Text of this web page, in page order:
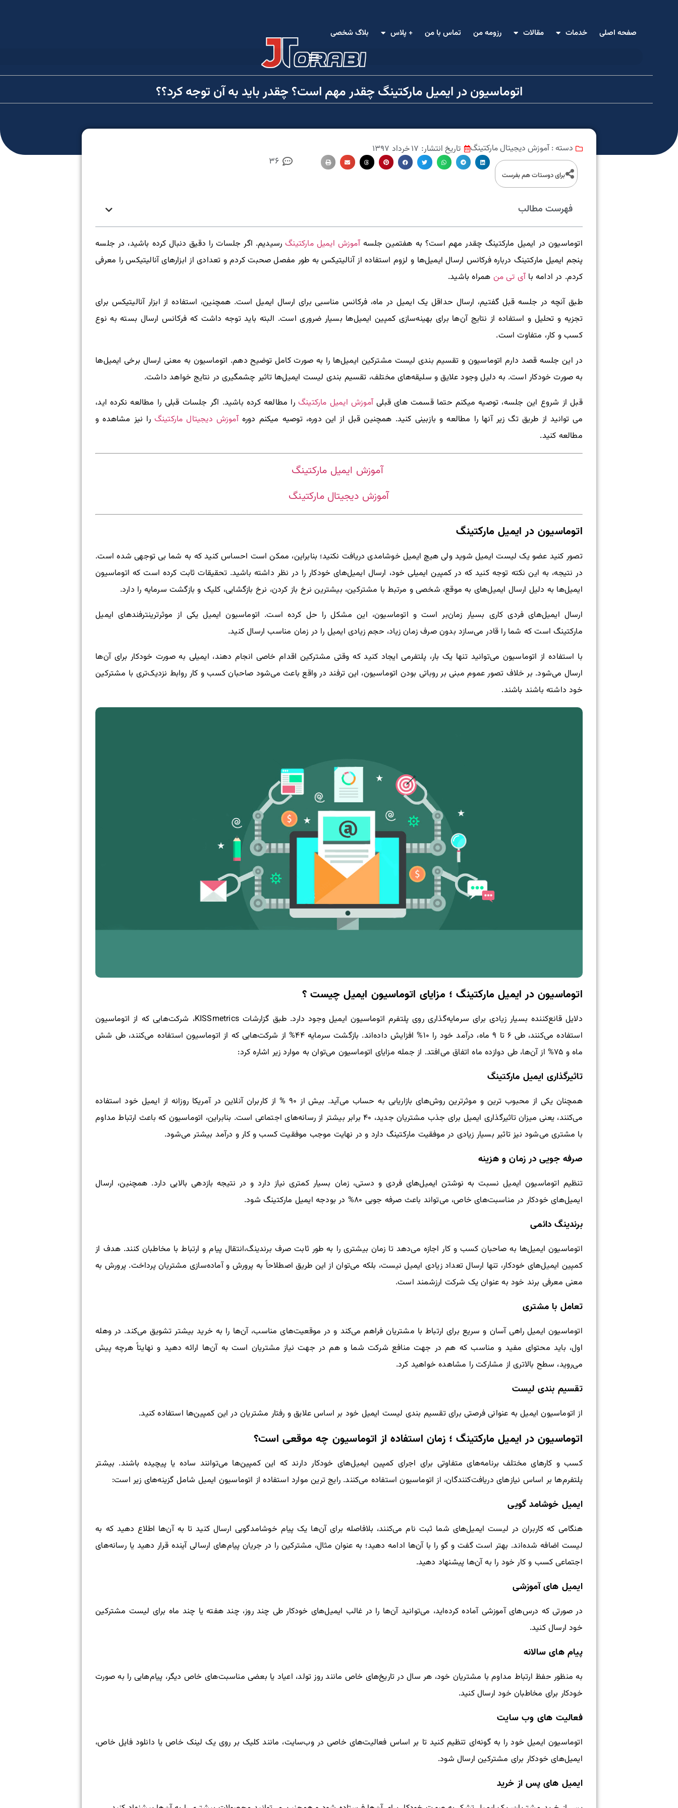
صفحه اصلی خدمات مقالات رزومه من تماس با من + پلاس بلاگ شخصی
اتوماسیون در ایمیل مارکتینگ چقدر مهم است؟ چقدر باید به آن توجه کرد؟؟
دسته : آموزش دیجیتال مارکتینگ تاریخ انتشار: ۱۷ خرداد ۱۳۹۷
برای دوستات هم بفرست
36
فهرست مطالب
اتوماسیون در ایمیل مارکتینگ چقدر مهم است؟ به هفتمین جلسهآموزش ایمیل مارکتینگرسیدیم. اگر جلسات را دقیق دنبال کرده باشید، در جلسه
پنجم ایمیل مارکتینگ درباره فرکانس ارسال ایمیل‌ها و لزوم استفاده از آنالیتیکس به طور مفصل صحبت کردم و تعدادی از ابزارهای آنالیتیکس را معرفی
کردم. در ادامه باآی تی من همراه باشید.
طبق آنچه در جلسه قبل گفتیم، ارسال حداقل یک ایمیل در ماه، فرکانس مناسبی برای ارسال ایمیل است. همچنین، استفاده از ابزار آنالیتیکس برای
تجزیه و تحلیل و استفاده از نتایج آن‌ها برای بهینه‌سازی کمپین ایمیل‌ها بسیار ضروری است. البته باید توجه داشت که فرکانس ارسال بسته به نوع
کسب و کار، متفاوت است.
در این جلسه قصد دارم اتوماسیون و تقسیم‌ بندی لیست مشترکین ایمیل‌ها را به صورت کامل توضیح دهم. اتوماسیون به معنی ارسال برخی ایمیل‌ها
به صورت خودکار است. به دلیل وجود علایق و سلیقه‌های مختلف، تقسیم بندی لیست ایمیل‌ها تاثیر چشمگیری در نتایج خواهد داشت.
قبل از شروع این جلسه، توصیه میکنم حتما قسمت های قبلیآموزش ایمیل مارکتینگ را مطالعه کرده باشید. اگر جلسات قبلی را مطالعه نکرده اید،
می توانید از طریق تگ زیر آنها را مطالعه و بازبینی کنید. همچنین قبل از این دوره، توصیه میکنم دورهآموزش دیجیتال مارکتینگ را نیز مشاهده و
مطالعه کنید.
آموزش ایمیل مارکتینگ
آموزش دیجیتال مارکتینگ
اتوماسیون در ایمیل مارکتینگ
تصور کنید عضو یک لیست ایمیل ‌شوید ولی هیچ ایمیل خوشامدی دریافت‌ نکنید؛ بنابراین، ممکن است احساس کنید که به شما بی توجهی شده است.
در نتیجه، به این نکته توجه کنید که در کمپین ایمیلی خود، ارسال ایمیل‌های خودکار را در نظر داشته باشید. تحقیقات ثابت کرده است که اتوماسیون
ایمیل‌ها به دلیل ارسال ایمیل‌های به موقع، شخصی و مرتبط با مشترکین، بیشترین نرخ باز کردن، نرخ بازگشایی، کلیک و بازگشت سرمایه را دارد.
ارسال ایمیل‌های فردی کاری بسیار زمان‌بر است و اتوماسیون، این مشکل را حل کرده است. اتوماسیون ایمیل یکی از موثرترینترفندهای ایمیل
مارکتینگ است که شما را قادر می‌سازد بدون صرف زمان زیاد، حجم زیادی ایمیل را در زمان مناسب ارسال کنید.
با استفاده از اتوماسیون می‌توانید تنها یک بار، پلتفرمی ایجاد کنید که وقتی مشترکین اقدام خاصی انجام دهند، ایمیلی به صورت خودکار برای آن‌ها
ارسال می‌شود. بر خلاف تصور عموم مبنی بر روباتی بودن اتوماسیون، این ترفند در واقع باعث می‌شود صاحبان کسب و کار روابط نزدیک‌تری با مشترکین
خود داشته باشند باشند.
اتوماسیون در ایمیل مارکتینگ ؛ مزایای اتوماسیون ایمیل چیست ؟
دلایل قانع‌کننده بسیار زیادی برای سرمایه‌گذاری روی پلتفرم اتوماسیون ایمیل وجود دارد. طبق گزارشات KISSmetrics، شرکت‌هایی که از اتوماسیون
استفاده می‌کنند، طی ۶ تا ۹ ماه، درآمد خود را ۱۰% افزایش داده‌اند. بازگشت سرمایه ۴۴% از شرکت‌هایی که از اتوماسیون استفاده می‌کنند، طی شش
ماه و ۷۵% از آن‌ها، طی دوازده ماه اتفاق می‌افتد. از جمله مزایای اتوماسیون می‌توان به موارد زیر اشاره کرد:
تاثیرگذاری ایمیل مارکتینگ
همچنان یکی از محبوب ترین و موثرترین روش‌های بازاریابی به حساب می‌آید. بیش از ۹۰ % از کاربران آنلاین در آمریکا روزانه از ایمیل خود استفاده
می‌کنند، یعنی میزان تاثیرگذاری ایمیل برای جذب مشتریان جدید، ۴۰ برابر بیشتر از رسانه‌های اجتماعی است. بنابراین، اتوماسیون که باعث ارتباط مداوم
با مشتری می‌شود نیز تاثیر بسیار زیادی در موفقیت مارکتینگ دارد و در نهایت موجب موفقیت کسب و کار و درآمد بیشتر می‌شود.
صرفه جویی در زمان و هزینه
تنظیم اتوماسیون ایمیل نسبت به نوشتن ایمیل‌های فردی و دستی، زمان بسیار کمتری نیاز دارد و در نتیجه بازدهی بالایی دارد. همچنین، ارسال
ایمیل‌های خودکار در مناسبت‌های خاص، می‌تواند باعث صرفه جویی ۸۰% در بودجه ایمیل مارکتینگ شود.
برندینگ دائمی
اتوماسیون ایمیل‌ها به صاحبان کسب و کار اجازه می‌دهد تا زمان بیشتری را به طور ثابت صرف برندینگ،انتقال پیام و ارتباط با مخاطبان کنند. هدف از
کمپین ایمیل‌های خودکار، تنها ارسال تعداد زیادی ایمیل نیست، بلکه می‌توان از این طریق اصطلاحاً به پرورش و آماده‌سازی مشتریان پرداخت. پرورش به
معنی معرفی برند خود به عنوان یک شرکت ارزشمند است.
تعامل با مشتری
اتوماسیون ایمیل راهی آسان و سریع برای ارتباط با مشتریان فراهم می‌کند و در موقعیت‌های مناسب، آن‌ها را به خرید بیشتر تشویق می‌کند. در وهله
اول، باید محتوای مفید و مناسب که هم در جهت منافع شرکت شما و هم در جهت نیاز مشتریان است به آن‌ها ارائه دهید و نهایتاً هرچه پیش
می‌روید، سطح بالاتری از مشارکت را مشاهده خواهید کرد.
تقسیم بندی لیست
از اتوماسیون ایمیل به عنوانی فرصتی برای تقسیم‌ بندی لیست ایمیل خود بر اساس علایق و رفتار مشتریان در این کمپین‌ها استفاده کنید.
اتوماسیون در ایمیل مارکتینگ ؛ زمان استفاده از اتوماسیون چه موقعی است؟
کسب و کارهای مختلف برنامه‌های متفاوتی برای اجرای کمپین‌ ایمیل‌های خودکار دارند که این کمپین‌ها می‌توانند ساده یا پیچیده باشند. بیشتر
پلتفرم‌ها بر اساس نیاز‌های دریافت‌کنندگان، از اتوماسیون استفاده می‌کنند. رایج ترین موارد استفاده از اتوماسیون ایمیل شامل گزینه‌های زیر است:
ایمیل خوشامد گویی
هنگامی که کاربران در لیست ایمیل‌های شما ثبت نام می‌کنند، بلافاصله برای آن‌ها یک پیام خوشامدگویی ارسال کنید تا به آن‌ها اطلاع دهید که به
لیست اضافه شده‌اند. بهتر است گفت و گو را با آن‌ها ادامه دهید؛ به عنوان مثال، مشترکین را در جریان پیام‌های ارسالی آینده قرار دهید یا رسانه‌های
اجتماعی کسب و کار خود را به آن‌ها پیشنهاد دهید.
ایمیل های آموزشی
در صورتی که درس‌های آموزشی آماده کرده‌اید، می‌توانید آن‌ها را در غالب ایمیل‌های خودکار طی چند روز، چند هفته یا چند ماه برای لیست مشترکین
خود ارسال کنید.
پیام های سالانه
به منظور حفظ ارتباط مداوم با مشتریان خود، هر سال در تاریخ‌های خاص مانند روز تولد، اعیاد یا بعضی مناسبت‌های خاص دیگر، پیام‌هایی را به صورت
خودکار برای مخاطبان خود ارسال کنید.
فعالیت های وب سایت
اتوماسیون ایمیل خود را به گونه‌ای تنظیم کنید تا بر اساس فعالیت‌های خاصی در وب‌سایت، مانند کلیک بر روی یک لینک خاص یا دانلود فایل‌ خاص،
ایمیل‌های خودکار برای مشترکین ارسال شود.
ایمیل های پس از خرید